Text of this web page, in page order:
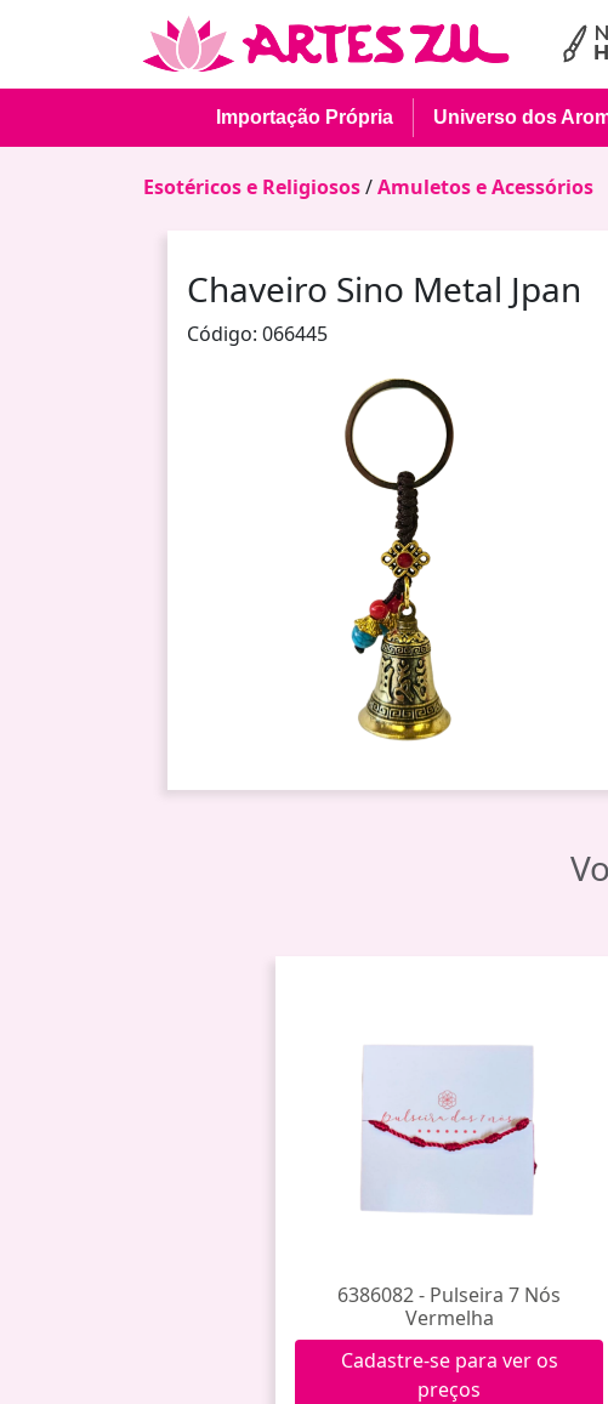
Importação Própria Universo dos
Esotéricos e Religiosos/Amuletos e Acessórios
Chaveiro Sino Metal Jpan
Código: 066445
6386082 - Pulseira 7 Nós
Vermelha
Cadastre-se para ver os
preços